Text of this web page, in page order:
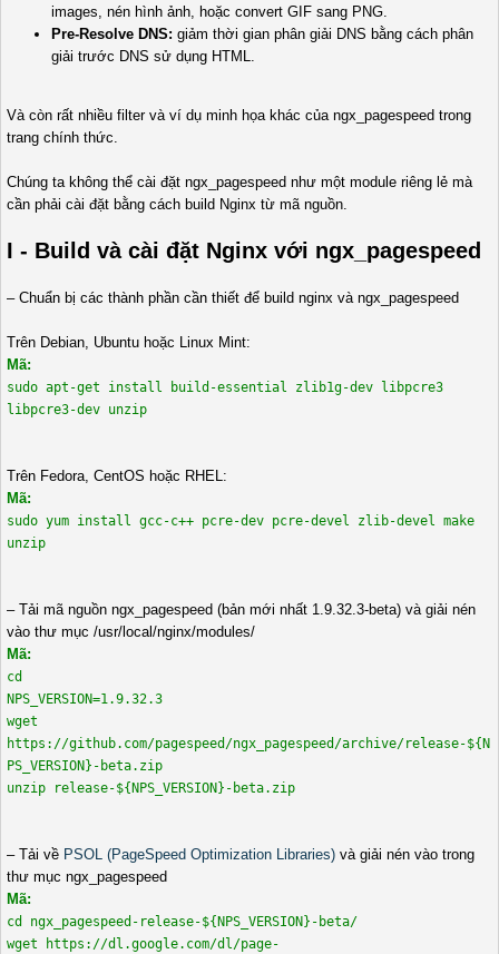
images, nén hình ảnh, hoặc convert GIF sang PNG.
Pre-Resolve DNS: giảm thời gian phân giải DNS bằng cách phân
giải trước DNS sử dụng HTML.
Và còn rất nhiều filter và ví dụ minh họa khác của ngx_pagespeed trong
trang chính thức.
Chúng ta không thể cài đặt ngx_pagespeed như một module riêng lẻ mà
cần phải cài đặt bằng cách build Nginx từ mã nguồn.
I - Build và cài đặt Nginx với ngx_pagespeed
– Chuẩn bị các thành phần cần thiết để build nginx và ngx_pagespeed
Trên Debian, Ubuntu hoặc Linux Mint:
Mã:
sudo apt-get install build-essential zlib1g-dev libpcre3
libpcre3-dev unzip
Trên Fedora, CentOS hoặc RHEL:
Mã:
sudo yum install gcc-c++ pcre-dev pcre-devel zlib-devel make
unzip
– Tải mã nguồn ngx_pagespeed (bản mới nhất 1.9.32.3-beta) và giải nén
vào thư mục /usr/local/nginx/modules/
Mã:
cd
NPS_VERSION=1.9.32.3
wget
https://github.com/pagespeed/ngx_pagespeed/archive/release-${N
PS_VERSION}-beta.zip
unzip release-${NPS_VERSION}-beta.zip
– Tải về PSOL (PageSpeed Optimization Libraries) và giải nén vào trong
thư mục ngx_pagespeed
Mã:
cd ngx_pagespeed-release-${NPS_VERSION}-beta/
wget https://dl.google.com/dl/page-